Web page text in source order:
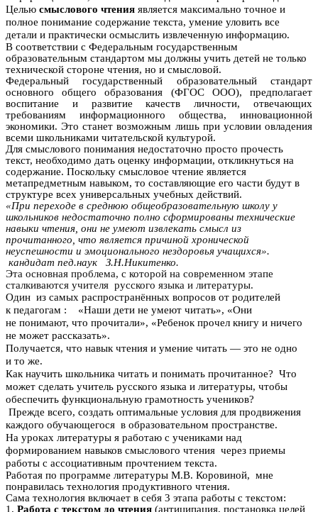
Целью смыслового чтения является максимально точное и
полное понимание содержание текста, умение уловить все
детали и практически осмыслить извлеченную информацию.
В соответствии с Федеральным государственным
образовательным стандартом мы должны учить детей не только
технической стороне чтения, но и смысловой.
Федеральный государственный образовательный стандарт
основного общего образования (ФГОС ООО), предполагает
воспитание и развитие качеств личности, отвечающих
требованиям информационного общества, инновационной
экономики. Это станет возможным лишь при условии овладения
всеми школьниками читательской культурой.
Для смыслового понимания недостаточно просто прочесть
текст, необходимо дать оценку информации, откликнуться на
содержание. Поскольку смысловое чтение является
метапредметным навыком, то составляющие его части будут в
структуре всех универсальных учебных действий.
«При переходе в среднюю общеобразовательную школу у
школьников недостаточно полно сформированы технические
навыки чтения, они не умеют извлекать смысл из
прочитанного, что является причиной хронической
неуспешности и эмоционального нездоровья учащихся».
кандидат пед.наук З.Н.Никитенко.
Эта основная проблема, с которой на современном этапе
сталкиваются учителя русского языка и литературы.
Один из самых распространённых вопросов от родителей
к педагогам : «Наши дети не умеют читать», «Они
не понимают, что прочитали», «Ребенок прочел книгу и ничего
не может рассказать».
Получается, что навык чтения и умение читать — это не одно
и то же.
Как научить школьника читать и понимать прочитанное? Что
может сделать учитель русского языка и литературы, чтобы
обеспечить функциональную грамотность учеников?
Прежде всего, создать оптимальные условия для продвижения
каждого обучающегося в образовательном пространстве.
На уроках литературы я работаю с учениками над
формированием навыков смыслового чтения через приемы
работы с ассоциативным прочтением текста.
Работая по программе литературы М.В. Коровиной, мне
понравилась технология продуктивного чтения.
Сама технология включает в себя 3 этапа работы с текстом:
1. Работа с текстом до чтения (антиципация, постановка целей